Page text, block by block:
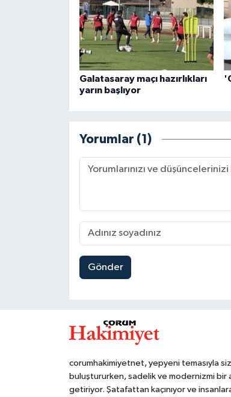
Galatasaray maçı hazırlıkları
yarın başlıyor
Yorumlar (1)
Gönder
corumhakimiyetnet, yepyeni temasıyla
buluştururken, sadelik ve modernizmi bir
getiriyor. Şatafattan kaçınıyor ve